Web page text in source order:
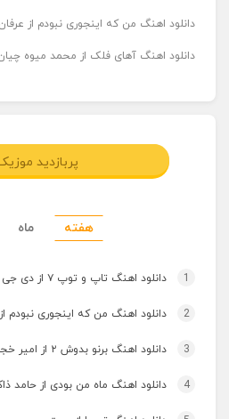
دانلود اهنگ من که اینجوری نبودم از
دانلود اهنگ آهای فلک از محمد میوه
پربازدید
هفته ماه
1 دانلود اهنگ تاپ و توپ ۷ از دی جی تی ان تی
2 دانلود اهنگ من که اینجوری نبودم
3 دانلود اهنگ برنو بدوش ۲ از امیر خجسته
4 دانلود اهنگ ماه من بودی از حامد